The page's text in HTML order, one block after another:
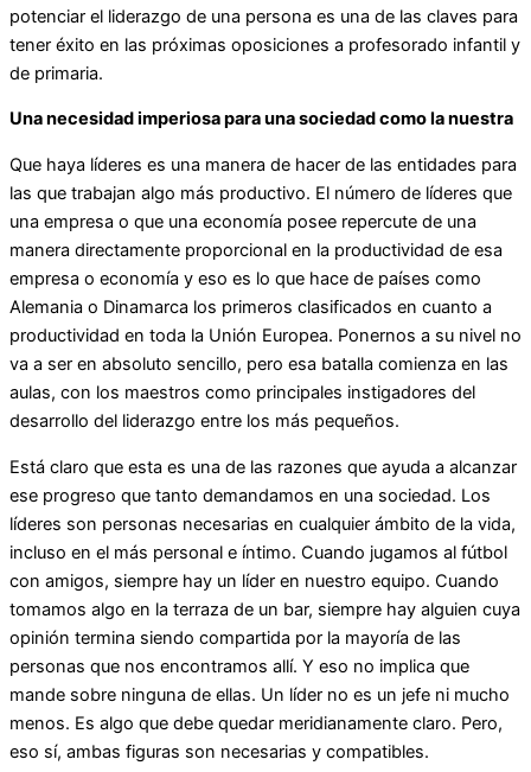
potenciar el liderazgo de una persona es una de las claves para
tener éxito en las próximas oposiciones a profesorado infantil y
de primaria.
Una necesidad imperiosa para una sociedad como la nuestra
Que haya líderes es una manera de hacer de las entidades para
las que trabajan algo más productivo. El número de líderes que
una empresa o que una economía posee repercute de una
manera directamente proporcional en la productividad de esa
empresa o economía y eso es lo que hace de países como
Alemania o Dinamarca los primeros clasificados en cuanto a
productividad en toda la Unión Europea. Ponernos a su nivel no
va a ser en absoluto sencillo, pero esa batalla comienza en las
aulas, con los maestros como principales instigadores del
desarrollo del liderazgo entre los más pequeños.
Está claro que esta es una de las razones que ayuda a alcanzar
ese progreso que tanto demandamos en una sociedad. Los
líderes son personas necesarias en cualquier ámbito de la vida,
incluso en el más personal e íntimo. Cuando jugamos al fútbol
con amigos, siempre hay un líder en nuestro equipo. Cuando
tomamos algo en la terraza de un bar, siempre hay alguien cuya
opinión termina siendo compartida por la mayoría de las
personas que nos encontramos allí. Y eso no implica que
mande sobre ninguna de ellas. Un líder no es un jefe ni mucho
menos. Es algo que debe quedar meridianamente claro. Pero,
eso sí, ambas figuras son necesarias y compatibles.